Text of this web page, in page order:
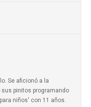
Se aficionó a la
pinitos programando
niños' con 11 años.